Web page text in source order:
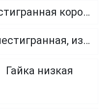
Гайка шестигранная корончатая прорезная, класс прочности 6.0, 8.0 и 10.0
Гайка шестигранная, из нержавеющей стали A2 и A4
Гайка низкая